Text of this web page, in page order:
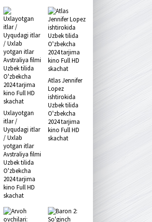
Uxlayotgan
itlar /
Uyqudagi itlar
/ Uxlab
yotgan itlar
Avstraliya filmi
Uzbek tilida
O'zbekcha
2024 tarjima
kino Full HD
skachat
Atlas Jennifer
Lopez
ishtirokida
Uzbek tilida
O'zbekcha
2024 tarjima
kino Full HD
skachat